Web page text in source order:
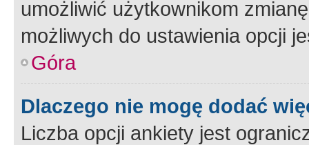
umożliwić użytkownikom
możliwych do ustawienia opcji
Góra
Dlaczego nie mogę dodać
Liczba opcji ankiety jest